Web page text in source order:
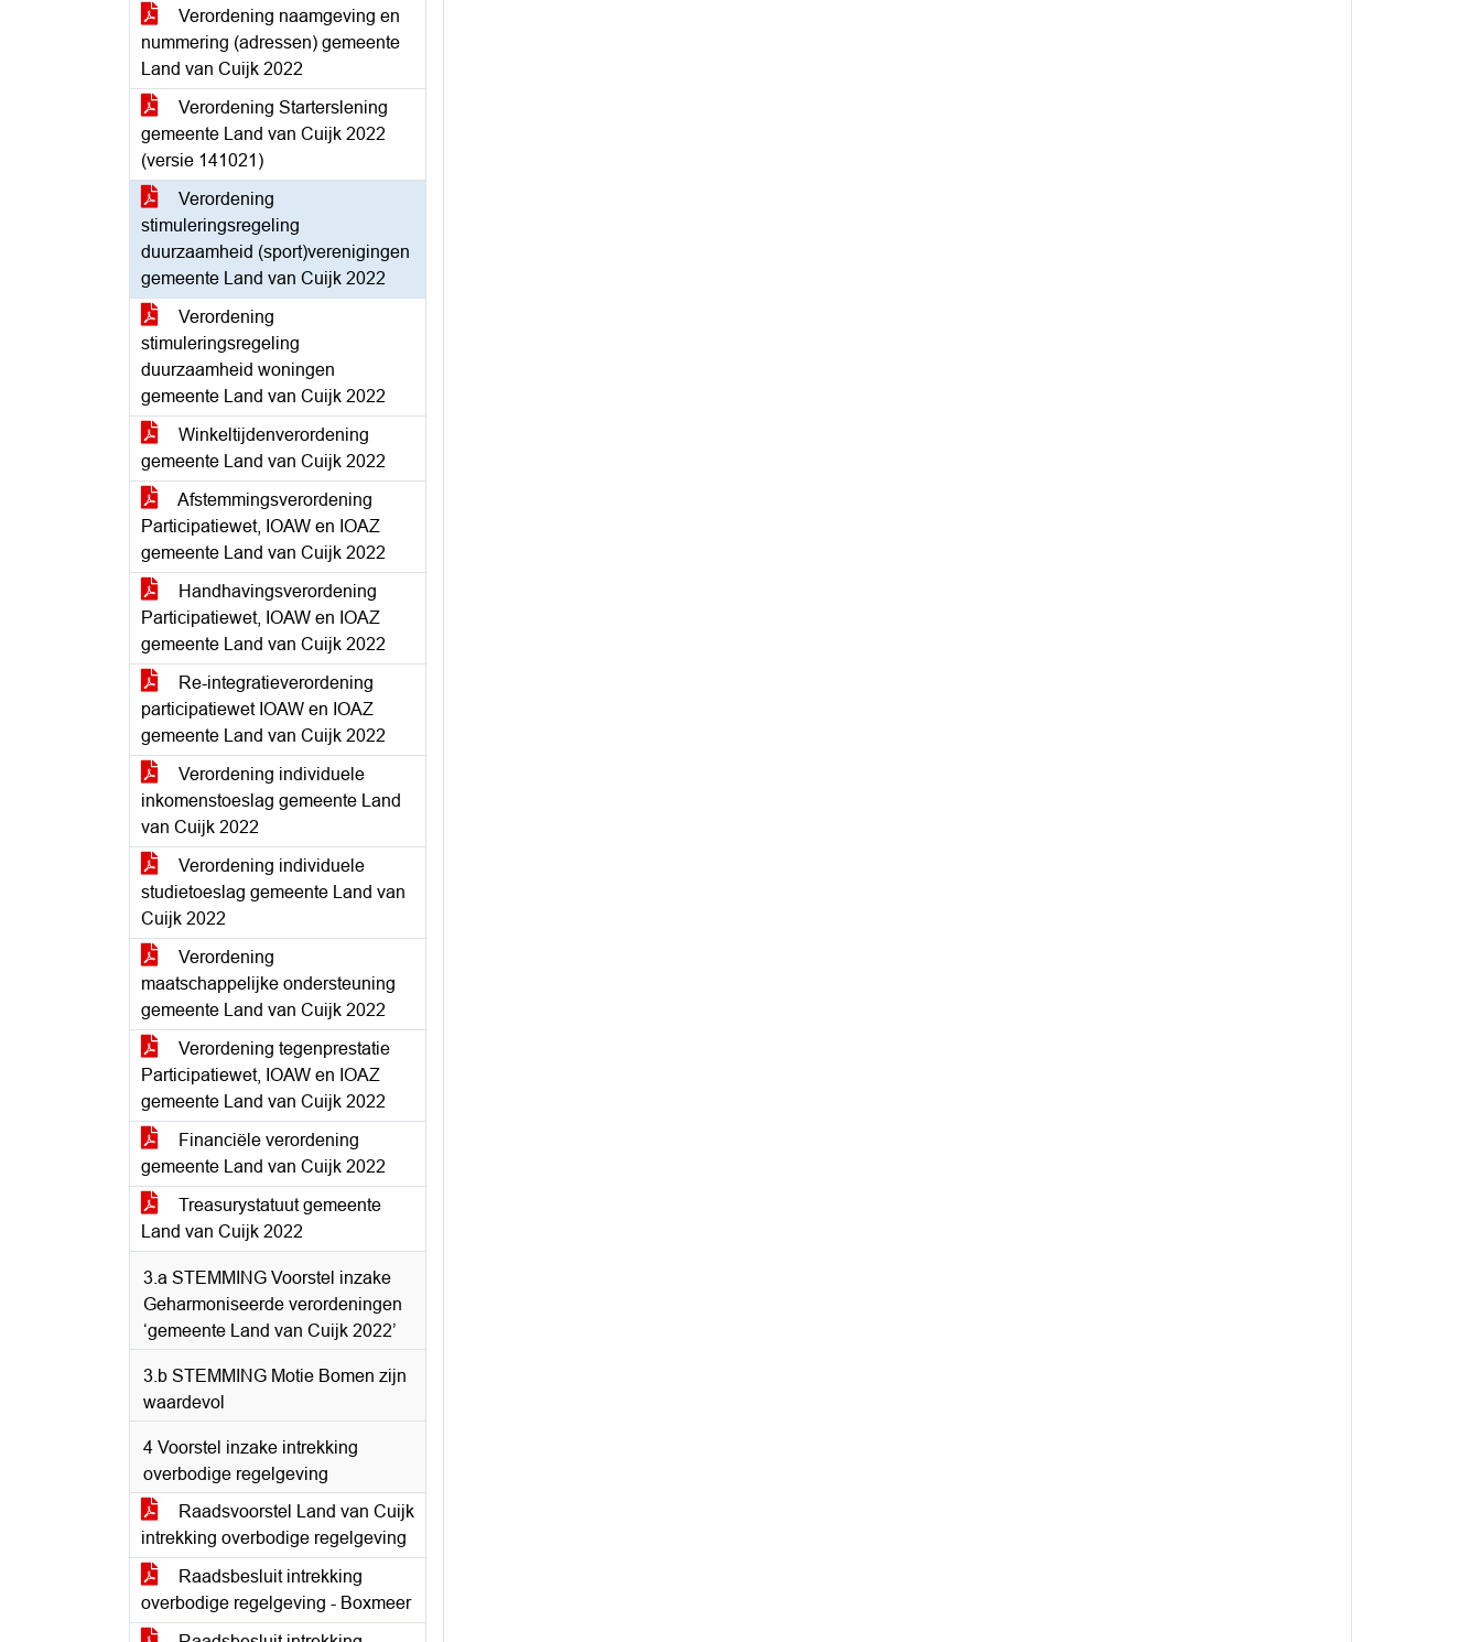
Verordening naamgeving en
nummering (adressen) gemeente
Land van Cuijk 2022
Verordening Starterslening
gemeente Land van Cuijk 2022
(versie 141021)
Verordening
stimuleringsregeling
duurzaamheid (sport)verenigingen
gemeente Land van Cuijk 2022
Verordening
stimuleringsregeling
duurzaamheid woningen
gemeente Land van Cuijk 2022
Winkeltijdenverordening
gemeente Land van Cuijk 2022
Afstemmingsverordening
Participatiewet, IOAW en IOAZ
gemeente Land van Cuijk 2022
Handhavingsverordening
Participatiewet, IOAW en IOAZ
gemeente Land van Cuijk 2022
Re-integratieverordening
participatiewet IOAW en IOAZ
gemeente Land van Cuijk 2022
Verordening individuele
inkomenstoeslag gemeente Land
van Cuijk 2022
Verordening individuele
studietoeslag gemeente Land van
Cuijk 2022
Verordening
maatschappelijke ondersteuning
gemeente Land van Cuijk 2022
Verordening tegenprestatie
Participatiewet, IOAW en IOAZ
gemeente Land van Cuijk 2022
Financiële verordening
gemeente Land van Cuijk 2022
Treasurystatuut gemeente
Land van Cuijk 2022
3.a STEMMING Voorstel inzake
Geharmoniseerde verordeningen
‘gemeente Land van Cuijk 2022’
3.b STEMMING Motie Bomen zijn
waardevol
4 Voorstel inzake intrekking
overbodige regelgeving
Raadsvoorstel Land van Cuijk
intrekking overbodige regelgeving
Raadsbesluit intrekking
overbodige regelgeving - Boxmeer